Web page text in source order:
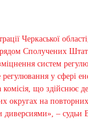
Черкаської
Сполучених
систем
у сфері
що здійснює
на
диверсиями», – судьи